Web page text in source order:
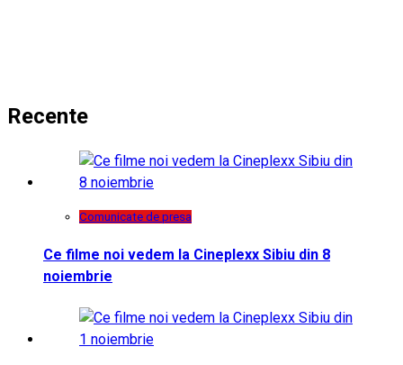
Recente
Comunicate de presa
Ce filme noi vedem la Cineplexx Sibiu din 8
noiembrie